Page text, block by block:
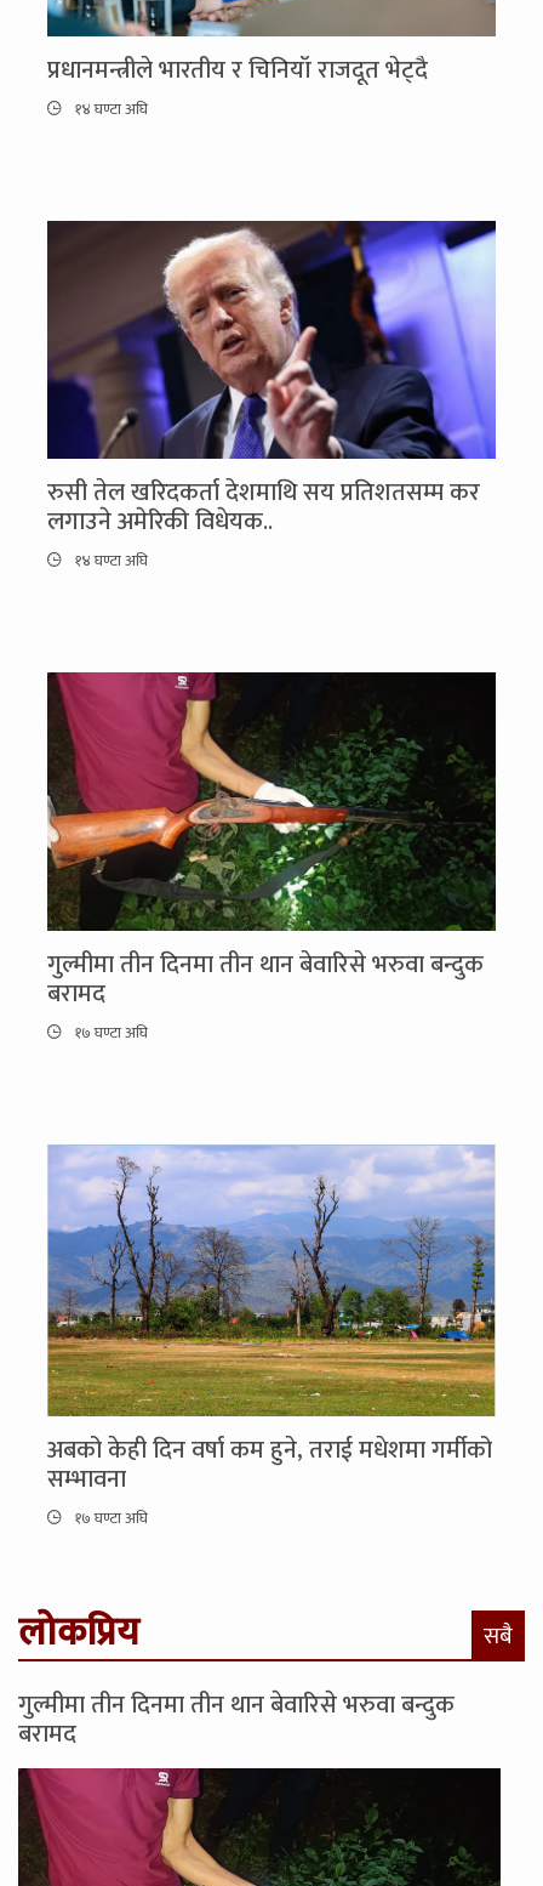
प्रधानमन्त्रीले भारतीय र चिनियाँ राजदूत भेट्दै
१४ घण्टा अघि
रुसी तेल खरिदकर्ता देशमाथि सय प्रतिशतसम्म कर
लगाउने अमेरिकी विधेयक..
१४ घण्टा अघि
गुल्मीमा तीन दिनमा तीन थान बेवारिसे भरुवा बन्दुक
बरामद
१७ घण्टा अघि
अबको केही दिन वर्षा कम हुने, तराई मधेशमा गर्मीको
सम्भावना
१७ घण्टा अघि
लोकप्रिय सबै
गुल्मीमा तीन दिनमा तीन थान बेवारिसे भरुवा बन्दुक
बरामद